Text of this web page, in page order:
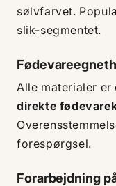
sølvfarvet.
slik-segmentet.
Alle materialer
direkte
forespørgsel.
Forarbejdning